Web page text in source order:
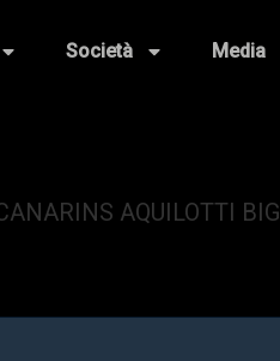
Società Media
AQUILOTTI BIG